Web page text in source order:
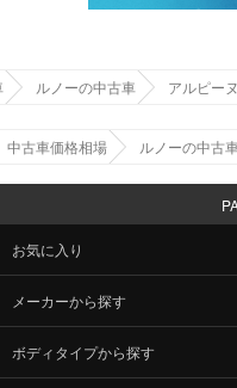
ルノーの中古車 アルピー
中古車価格相場 ルノーの中古
お気に入り
メーカーから探す
ボディタイプから探す